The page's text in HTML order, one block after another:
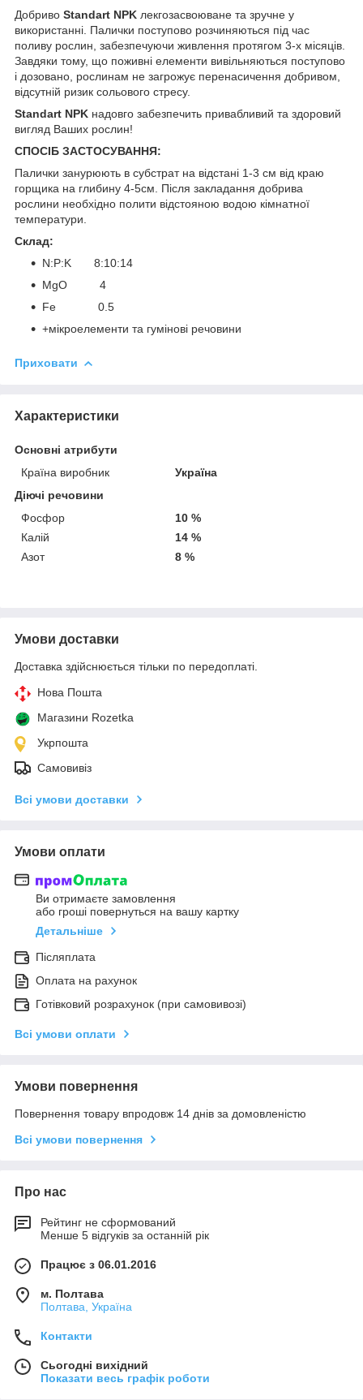
Добриво Standart NPK лекгозасвоюване та зручне у
використанні. Палички поступово розчиняються під час
поливу рослин, забезпечуючи живлення протягом 3-х місяців.
Завдяки тому, що поживні елементи вивільняються поступово
і дозовано, рослинам не загрожує перенасичення добривом,
відсутній ризик сольового стресу.
Standart NPK надовго забезпечить привабливий та здоровий
вигляд Ваших рослин!
СПОСІБ ЗАСТОСУВАННЯ:
Палички занурюють в субстрат на відстані 1-3 см від краю
горщика на глибину 4-5см. Після закладання добрива
рослини необхідно полити відстояною водою кімнатної
температури.
Склад:
N:P:K 8:10:14
MgO 4
Fe 0.5
+мікроелементи та гумінові речовини
Приховати
Характеристики
Основні атрибути
Країна виробник
Україна
Діючі речовини
Фосфор
10 %
Калій
14 %
Азот
8 %
Умови доставки
Доставка здійснюється тільки по передоплаті.
Нова Пошта
Магазини Rozetka
Укрпошта
Самовивіз
Всі умови доставки
Умови оплати
Ви отримаєте замовлення
або гроші повернуться на вашу картку
Детальніше
Післяплата
Оплата на рахунок
Готівковий розрахунок (при самовивозі)
Всі умови оплати
Умови повернення
Повернення товару впродовж 14 днів за домовленістю
Всі умови повернення
Про нас
Рейтинг не сформований
Менше 5 відгуків за останній рік
Працює з 06.01.2016
м. Полтава
Полтава, Україна
Контакти
Сьогодні вихідний
Показати весь графік роботи